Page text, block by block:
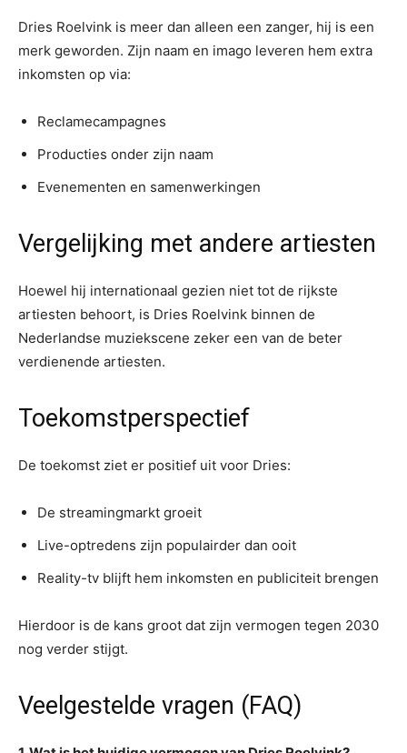
Dries Roelvink is meer dan alleen een zanger, hij is een
merk geworden. Zijn naam en imago leveren hem extra
inkomsten op via:
Reclamecampagnes
Producties onder zijn naam
Evenementen en samenwerkingen
Vergelijking met andere artiesten
Hoewel hij internationaal gezien niet tot de rijkste
artiesten behoort, is Dries Roelvink binnen de
Nederlandse muziekscene zeker een van de beter
verdienende artiesten.
Toekomstperspectief
De toekomst ziet er positief uit voor Dries:
De streamingmarkt groeit
Live-optredens zijn populairder dan ooit
Reality-tv blijft hem inkomsten en publiciteit brengen
Hierdoor is de kans groot dat zijn vermogen tegen 2030
nog verder stijgt.
Veelgestelde vragen (FAQ)